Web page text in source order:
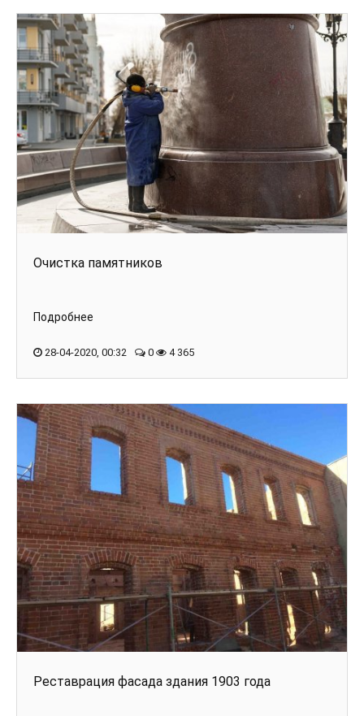
Очистка памятников
Подробнее
28-04-2020, 00:32 0 4 365
Реставрация фасада здания 1903 года